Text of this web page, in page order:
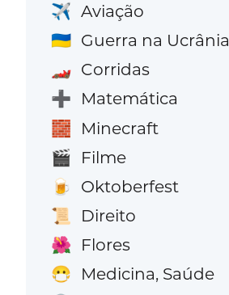
✈️ Aviação
🇺🇦 Guerra na Ucrânia
🏎️ Corridas
➕ Matemática
🧱 Minecraft
🎬 Filme
🍺 Oktoberfest
📜 Direito
🌺 Flores
😷 Medicina, Saúde